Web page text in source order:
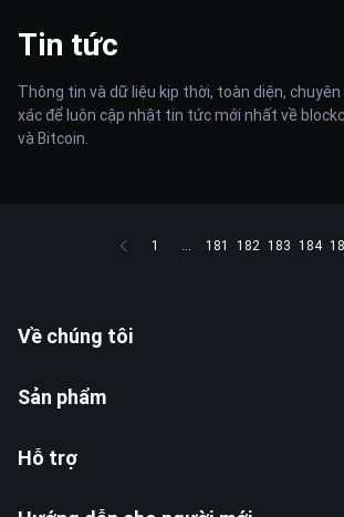
Tin tức
Thông tin và dữ liệu kịp thời, toàn diện,
xác để luôn cập nhật tin tức mới nhất về
và Bitcoin.
1 ... 181 182 183 184
Về chúng tôi
Sản phẩm
Hỗ trợ